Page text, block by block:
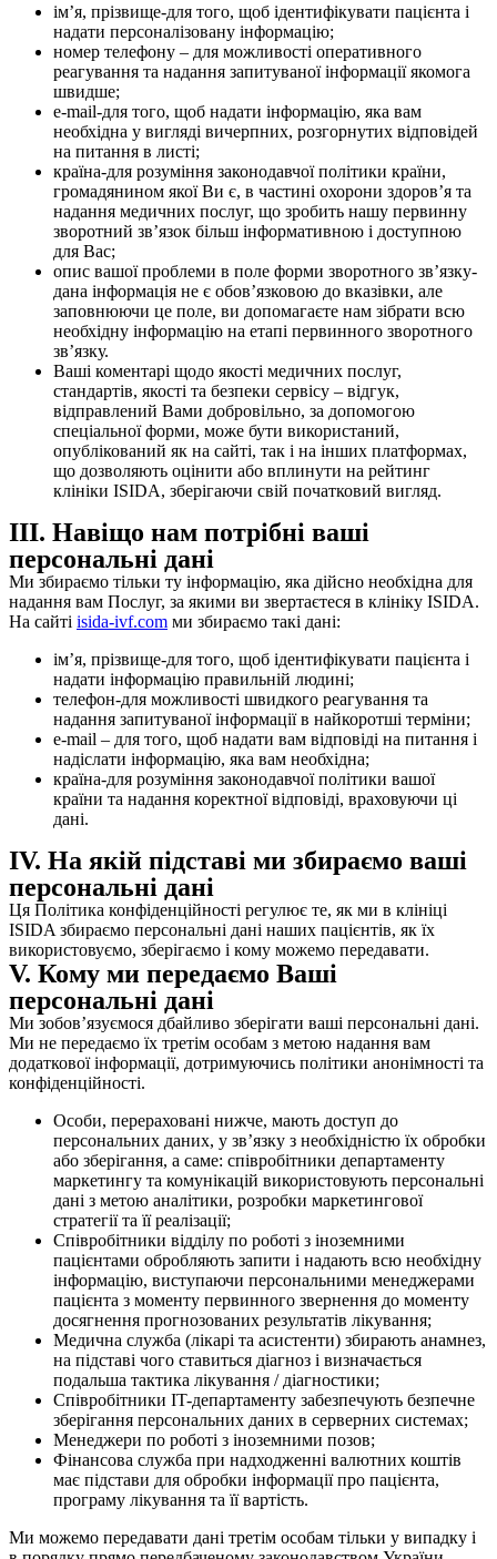
ім’я, прізвище-для того, щоб ідентифікувати пацієнта і
надати персоналізовану інформацію;
номер телефону – для можливості оперативного
реагування та надання запитуваної інформації якомога
швидше;
e-mail-для того, щоб надати інформацію, яка вам
необхідна у вигляді вичерпних, розгорнутих відповідей
на питання в листі;
країна-для розуміння законодавчої політики країни,
громадянином якої Ви є, в частині охорони здоров’я та
надання медичних послуг, що зробить нашу первинну
зворотний зв’язок більш інформативною і доступною
для Вас;
опис вашої проблеми в поле форми зворотного зв’язку-
дана інформація не є обов’язковою до вказівки, але
заповнюючи це поле, ви допомагаєте нам зібрати всю
необхідну інформацію на етапі первинного зворотного
зв’язку.
Ваші коментарі щодо якості медичних послуг,
стандартів, якості та безпеки сервісу – відгук,
відправлений Вами добровільно, за допомогою
спеціальної форми, може бути використаний,
опублікований як на сайті, так і на інших платформах,
що дозволяють оцінити або вплинути на рейтинг
клініки ISIDA, зберігаючи свій початковий вигляд.
III. Навіщо нам потрібні ваші
персональні дані
Ми збираємо тільки ту інформацію, яка дійсно необхідна для
надання вам Послуг, за якими ви звертаєтеся в клініку ISIDA.
На сайті isida-ivf.com ми збираємо такі дані:
ім’я, прізвище-для того, щоб ідентифікувати пацієнта і
надати інформацію правильній людині;
телефон-для можливості швидкого реагування та
надання запитуваної інформації в найкоротші терміни;
e-mail – для того, щоб надати вам відповіді на питання і
надіслати інформацію, яка вам необхідна;
країна-для розуміння законодавчої політики вашої
країни та надання коректної відповіді, враховуючи ці
дані.
IV. На якій підставі ми збираємо ваші
персональні дані
Ця Політика конфіденційності регулює те, як ми в клініці
ISIDA збираємо персональні дані наших пацієнтів, як їх
використовуємо, зберігаємо і кому можемо передавати.
V. Кому ми передаємо Ваші
персональні дані
Ми зобов’язуємося дбайливо зберігати ваші персональні дані.
Ми не передаємо їх третім особам з метою надання вам
додаткової інформації, дотримуючись політики анонімності та
конфіденційності.
Особи, перераховані нижче, мають доступ до
персональних даних, у зв’язку з необхідністю їх обробки
або зберігання, а саме: співробітники департаменту
маркетингу та комунікацій використовують персональні
дані з метою аналітики, розробки маркетингової
стратегії та її реалізації;
Співробітники відділу по роботі з іноземними
пацієнтами обробляють запити і надають всю необхідну
інформацію, виступаючи персональними менеджерами
пацієнта з моменту первинного звернення до моменту
досягнення прогнозованих результатів лікування;
Медична служба (лікарі та асистенти) збирають анамнез,
на підставі чого ставиться діагноз і визначається
подальша тактика лікування / діагностики;
Співробітники IT-департаменту забезпечують безпечне
зберігання персональних даних в серверних системах;
Менеджери по роботі з іноземними позов;
Фінансова служба при надходженні валютних коштів
має підстави для обробки інформації про пацієнта,
програму лікування та її вартість.
Ми можемо передавати дані третім особам тільки у випадку і